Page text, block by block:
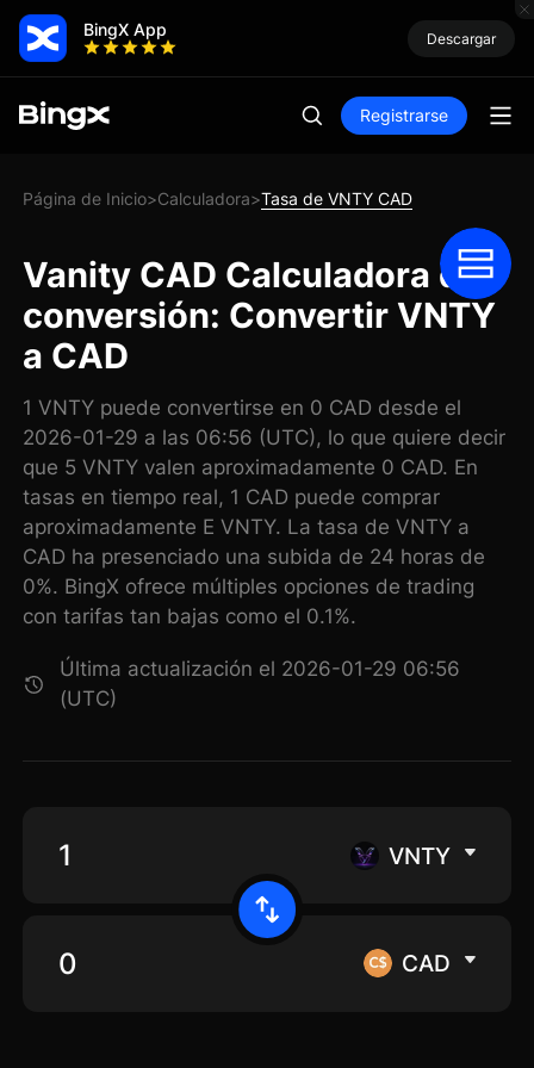
BingX App Descargar
Registrarse
Página de Inicio>Calculadora>Tasa de VNTY CAD
Vanity CAD Calculadora de
conversión: Convertir VNTY
a CAD
1 VNTY puede convertirse en 0 CAD desde el
2026-01-29 a las 06:56 (UTC), lo que quiere decir
que 5 VNTY valen aproximadamente 0 CAD. En
tasas en tiempo real, 1 CAD puede comprar
aproximadamente E VNTY. La tasa de VNTY a
CAD ha presenciado una subida de 24 horas de
0%. BingX ofrece múltiples opciones de trading
con tarifas tan bajas como el 0.1%.
Última actualización el 2026-01-29 06:56
(UTC)
VNTY
CAD